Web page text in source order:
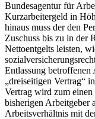
Bundesagentur für
Kurzarbeitergeld in
hinaus muss der den
Zuschuss bis zu in der
Nettoentgelts leisten,
Entlassung betroffenen
„dreiseitigen Vertrag“
Vertrag wird zum einen
bisherigen Arbeitgeber
Arbeitsverhältnis mit